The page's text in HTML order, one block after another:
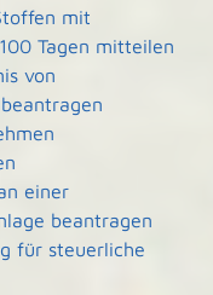
mit
Tagen mitteilen
von
einer
beantragen
für steuerliche